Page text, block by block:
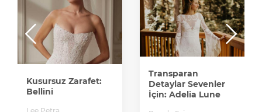
Detaylar Sevenler
İçin: Adelia Lune
Zarafetin Ve Sadelik
Şıklığının
Buluşması:
Michaella
Tatiana
Kaplun